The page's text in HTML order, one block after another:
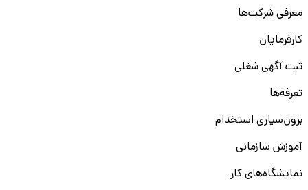
معرفی شرکت‌ها
کارفرمایان
ثبت آگهی شغلی
تعرفه‌ها
برون‌سپاری استخدام
آموزش سازمانی
نمایشگاه‌های کار